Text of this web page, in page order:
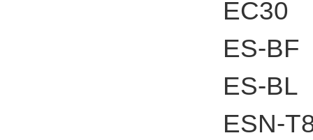
EC30
ES-BF
ES-BL
ESN-